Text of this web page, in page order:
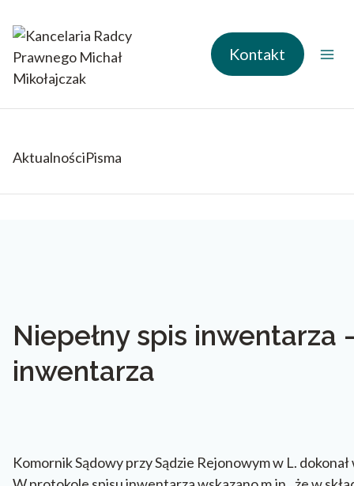
do
treści
Kontakt
AktualnościPisma
Niepełny spis inwentarza
inwentarza
Komornik Sądowy przy Sądzie Rejonowym w L.